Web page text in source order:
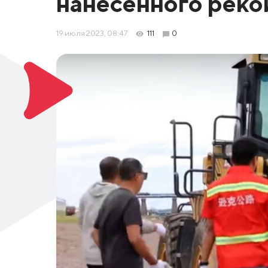
19 июля 2023, 08:47 111 0